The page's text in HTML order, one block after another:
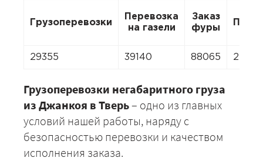
Грузоперевозки
Перевозка
на газели
Заказ
фуры
29355 39140 88065 27398
Грузоперевозки негабаритного груза
из Джанкоя в Тверь– одно из главных
условий нашей работы, наряду с
безопасностью перевозки и качеством
исполнения заказа.